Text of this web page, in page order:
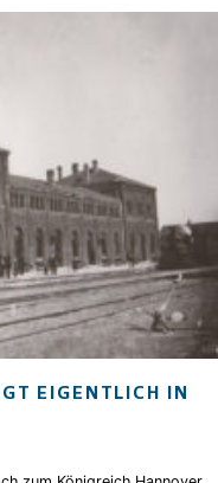
EIGENTLICH IN